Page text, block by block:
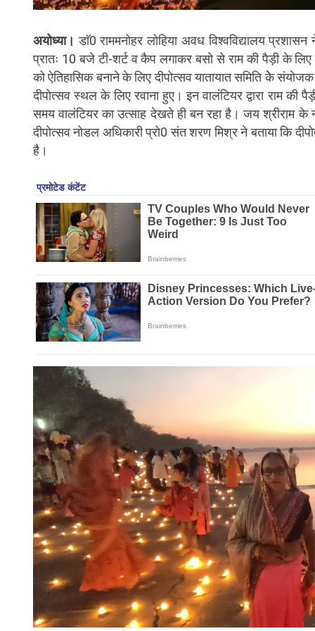
अयोध्या। डाॅ0 राममनोहर लोहिया अवध विश्वविद्यालय
प्रातः 10 बजे टी-शर्ट व कैप लगाकर बसो से राम की पैड़ी के लिए
को ऐतिहासिक बनाने के लिए दीपोत्सव यातायात समिति केे
दीपोत्सव स्थल के लिए रवाना हुए। इन वालंटियर द्वारा राम की
समय वालंटियर का उत्साह देखते ही बन रहा है। जय श्रीराम के
दीपोत्सव नोडल अधिकारी प्रो0 संत शरण मिश्र ने बताया कि
है।